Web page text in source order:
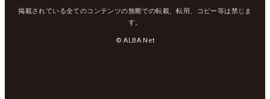
掲載されている全てのコンテンツの無断での転載、転用、コピー等は禁じま
す。
© ALBA Net